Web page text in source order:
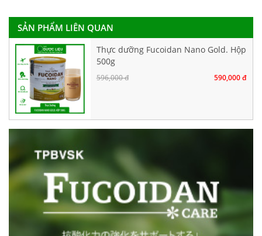
SẢN PHẨM LIÊN QUAN
Thực dưỡng Fucoidan Nano Gold. Hộp
500g
596,000 đ 590,000 đ